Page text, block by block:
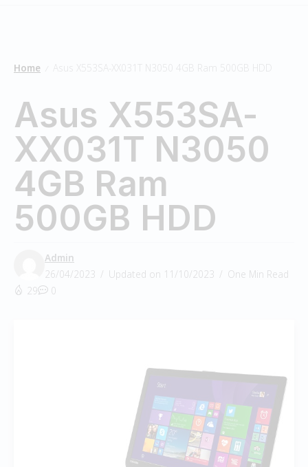
Home Asus X553SA-XX031T N3050 4GB Ram 500GB HDD
Asus X553SA-
XX031T N3050
4GB Ram
500GB HDD
Admin
26/04/2023
Updated on 11/10/2023
One Min Read
29
0